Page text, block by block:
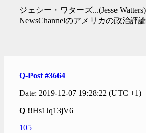
ジェシー・ワターズ...(Jesse
NewsChannelのアメリカの政治評論
Q-Post #3664
Date: 2019-12-07 19:28:22 (UTC +1)
Q !!Hs1Jq13jV6
105